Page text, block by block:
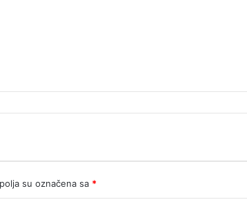
su označena sa *